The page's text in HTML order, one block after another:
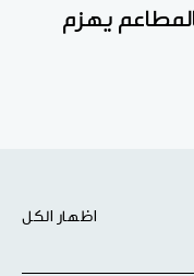
يهزم
اظهار الكل